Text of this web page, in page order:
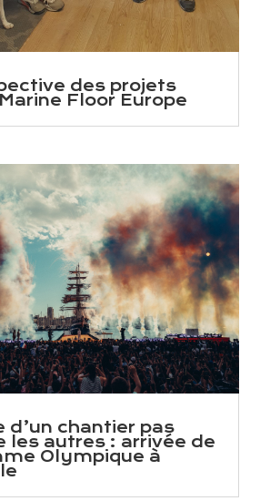
des projets
Floor Europe
d’un chantier pas
les autres : arrivée de
Olympique à